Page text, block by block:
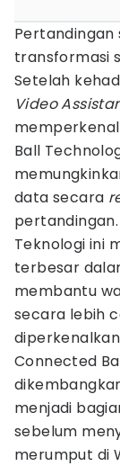
Pertandingan
transformasi
Setelah
Video
Ball
data secara
pertandingan.
Teknologi ini
terbesar
membantu
secara lebih
Connected
menjadi
sebelum
merumput di